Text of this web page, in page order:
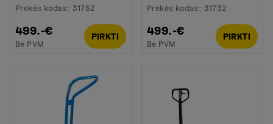
Prekės kodas : 31752
499.-€
Be PVM
PIRKTI
Prekės kodas : 31732
499.-€
Be PVM
PIRKTI